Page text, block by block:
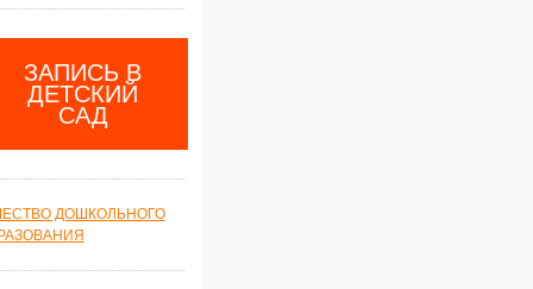
ЗАПИСЬ В
ДЕТСКИЙ
САД
ДОШКОЛЬНОГО